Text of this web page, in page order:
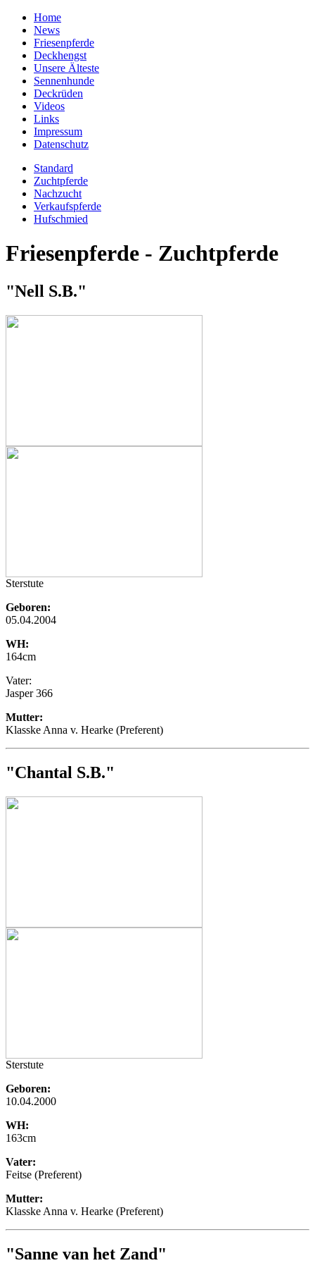
Home
News
Friesenpferde
Deckhengst
Unsere Älteste
Sennenhunde
Deckrüden
Videos
Links
Impressum
Datenschutz
Standard
Zuchtpferde
Nachzucht
Verkaufspferde
Hufschmied
Friesenpferde - Zuchtpferde
"Nell S.B."
Sterstute
Geboren:
05.04.2004
WH:
164cm
Vater:
Jasper 366
Mutter:
Klasske Anna v. Hearke (Preferent)
"Chantal S.B."
Sterstute
Geboren:
10.04.2000
WH:
163cm
Vater:
Feitse (Preferent)
Mutter:
Klasske Anna v. Hearke (Preferent)
"Sanne van het Zand"